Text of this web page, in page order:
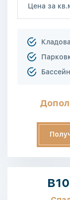
Цена за